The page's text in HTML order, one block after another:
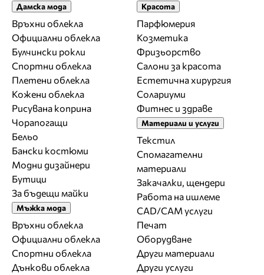
Дамска мода
Връхни облекла
Официални облекла
Булчински рокли
Спортни облекла
Плетени облекла
Кожени облекла
Рисувана коприна
Чорапогащи
Бельо
Бански костюми
Модни дизайнери
Бутици
За бъдещи майки
Мъжка мода
Връхни облекла
Официални облекла
Спортни облекла
Дънкови облекла
Красота
Парфюмерия
Козметика
Фризьорство
Салони за красота
Естетична хирургия
Солариуми
Фитнес и здраве
Материали и услуги
Текстил
Спомагателни
материали
Закачалки, щендери
Работа на ишлеме
CAD/CAM услуги
Печат
Оборудване
Други материали
Други услуги